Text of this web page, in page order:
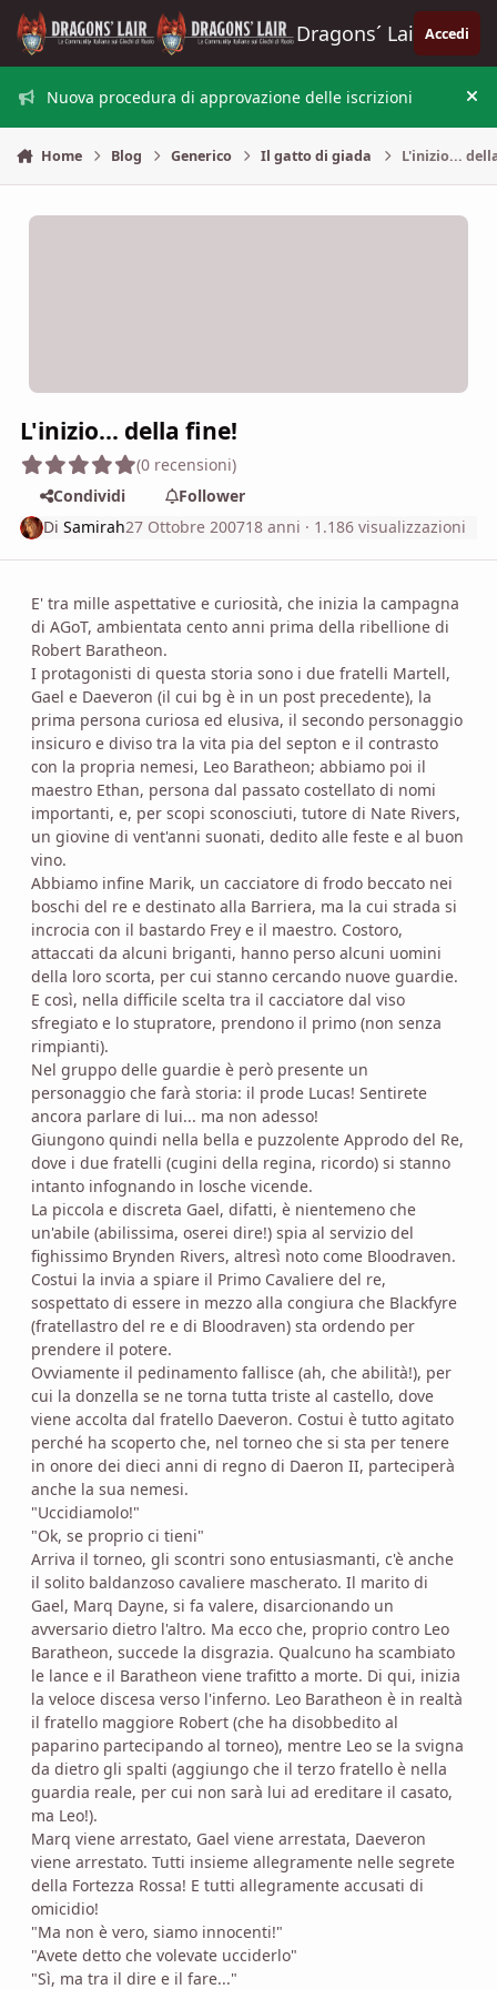
Vai al contenuto
Dragons´ Lair Accedi
Nuova procedura di approvazione delle iscrizioni
Home Blog Generico Il gatto di giada L'inizio...
L'inizio... della fine!
(0 recensioni)
Condividi
Follower
DiSamirah27 Ottobre 200718 anni · 1.186 visualizzazioni
E' tra mille aspettative e curiosità, che inizia la campagna
di AGoT, ambientata cento anni prima della ribellione di
Robert Baratheon.
I protagonisti di questa storia sono i due fratelli Martell,
Gael e Daeveron (il cui bg è in un post precedente), la
prima persona curiosa ed elusiva, il secondo personaggio
insicuro e diviso tra la vita pia del septon e il contrasto
con la propria nemesi, Leo Baratheon; abbiamo poi il
maestro Ethan, persona dal passato costellato di nomi
importanti, e, per scopi sconosciuti, tutore di Nate Rivers,
un giovine di vent'anni suonati, dedito alle feste e al buon
vino.
Abbiamo infine Marik, un cacciatore di frodo beccato nei
boschi del re e destinato alla Barriera, ma la cui strada si
incrocia con il bastardo Frey e il maestro. Costoro,
attaccati da alcuni briganti, hanno perso alcuni uomini
della loro scorta, per cui stanno cercando nuove guardie.
E così, nella difficile scelta tra il cacciatore dal viso
sfregiato e lo stupratore, prendono il primo (non senza
rimpianti).
Nel gruppo delle guardie è però presente un
personaggio che farà storia: il prode Lucas! Sentirete
ancora parlare di lui... ma non adesso!
Giungono quindi nella bella e puzzolente Approdo del Re,
dove i due fratelli (cugini della regina, ricordo) si stanno
intanto infognando in losche vicende.
La piccola e discreta Gael, difatti, è nientemeno che
un'abile (abilissima, oserei dire!) spia al servizio del
fighissimo Brynden Rivers, altresì noto come Bloodraven.
Costui la invia a spiare il Primo Cavaliere del re,
sospettato di essere in mezzo alla congiura che Blackfyre
(fratellastro del re e di Bloodraven) sta ordendo per
prendere il potere.
Ovviamente il pedinamento fallisce (ah, che abilità!), per
cui la donzella se ne torna tutta triste al castello, dove
viene accolta dal fratello Daeveron. Costui è tutto agitato
perché ha scoperto che, nel torneo che si sta per tenere
in onore dei dieci anni di regno di Daeron II, parteciperà
anche la sua nemesi.
"Uccidiamolo!"
"Ok, se proprio ci tieni"
Arriva il torneo, gli scontri sono entusiasmanti, c'è anche
il solito baldanzoso cavaliere mascherato. Il marito di
Gael, Marq Dayne, si fa valere, disarcionando un
avversario dietro l'altro. Ma ecco che, proprio contro Leo
Baratheon, succede la disgrazia. Qualcuno ha scambiato
le lance e il Baratheon viene trafitto a morte. Di qui, inizia
la veloce discesa verso l'inferno. Leo Baratheon è in realtà
il fratello maggiore Robert (che ha disobbedito al
paparino partecipando al torneo), mentre Leo se la svigna
da dietro gli spalti (aggiungo che il terzo fratello è nella
guardia reale, per cui non sarà lui ad ereditare il casato,
ma Leo!).
Marq viene arrestato, Gael viene arrestata, Daeveron
viene arrestato. Tutti insieme allegramente nelle segrete
della Fortezza Rossa! E tutti allegramente accusati di
omicidio!
"Ma non è vero, siamo innocenti!"
"Avete detto che volevate ucciderlo"
"Sì, ma tra il dire e il fare..."